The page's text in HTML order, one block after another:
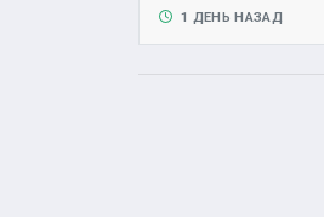
1 ДЕНЬ НАЗАД